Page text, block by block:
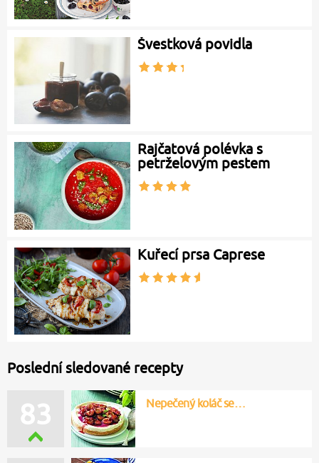
Švestková povidla
Rajčatová polévka s
petrželovým pestem
Kuřecí prsa Caprese
Poslední sledované recepty
83 Nepečený koláč se…